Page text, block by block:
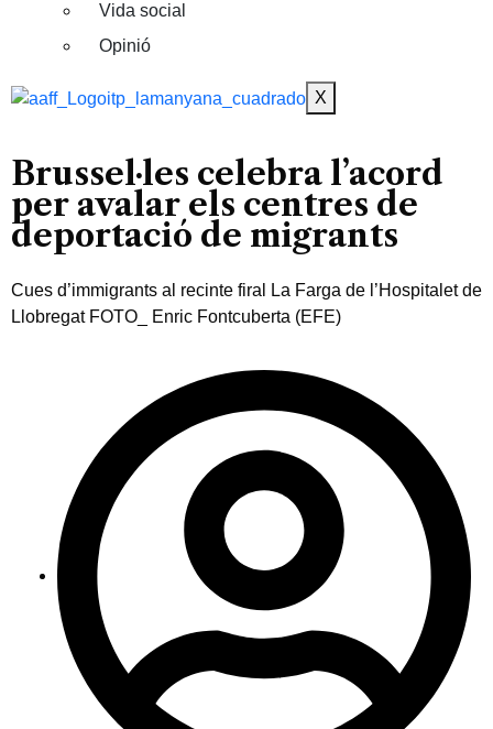
Vida social
Opinió
X
Brussel·les celebra l’acord
per avalar els centres de
deportació de migrants
Cues d’immigrants al recinte firal La Farga de l’Hospitalet de
Llobregat FOTO_ Enric Fontcuberta (EFE)